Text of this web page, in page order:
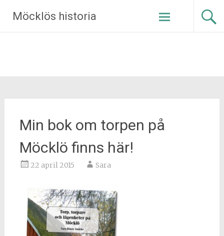
innehåll
Möcklös historia
Min bok om torpen på
Möcklö finns här!
22 april 2015 Sara